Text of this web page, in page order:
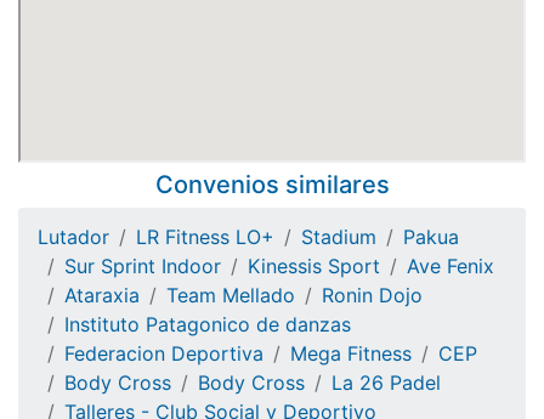
Convenios similares
Lutador LR Fitness LO+ Stadium
Pakua
Sur Sprint Indoor
Kinessis Sport
Ave Fenix
Ataraxia
Team Mellado
Ronin Dojo
Instituto Patagonico de danzas
Federacion Deportiva
Mega Fitness
CEP
Body Cross
Body Cross
La 26 Padel
Talleres - Club Social y Deportivo